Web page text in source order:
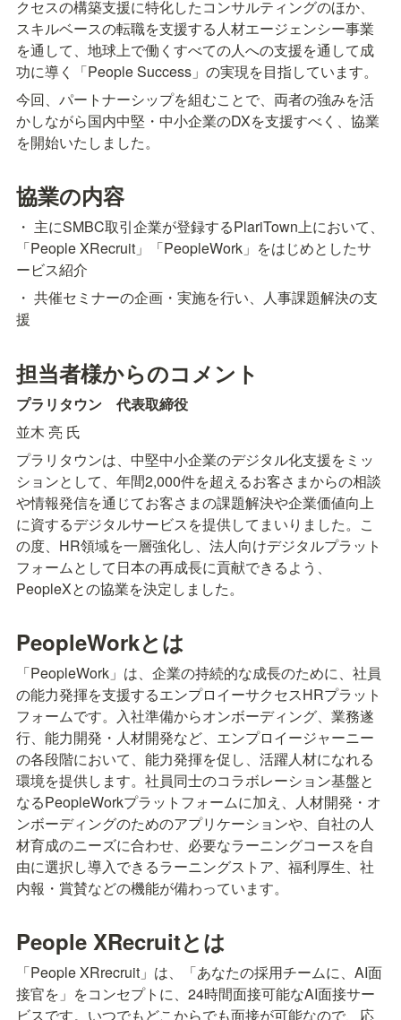
クセスの構築支援に特化したコンサルティングのほか、
スキルベースの転職を支援する人材エージェンシー事業
を通して、地球上で働くすべての人への支援を通して成
功に導く「People Success」の実現を目指しています。
今回、パートナーシップを組むことで、両者の強みを活
かしながら国内中堅・中小企業のDXを支援すべく、協業
を開始いたしました。
協業の内容
・ 主にSMBC取引企業が登録するPlariTown上において、
「People XRecruit」「PeopleWork」をはじめとしたサ
ービス紹介
・ 共催セミナーの企画・実施を行い、人事課題解決の支
援
担当者様からのコメント
プラリタウン　代表取締役
並木 亮 氏
プラリタウンは、中堅中小企業のデジタル化支援をミッ
ションとして、年間2,000件を超えるお客さまからの相談
や情報発信を通じてお客さまの課題解決や企業価値向上
に資するデジタルサービスを提供してまいりました。こ
の度、HR領域を一層強化し、法人向けデジタルプラット
フォームとして日本の再成長に貢献できるよう、
PeopleXとの協業を決定しました。
PeopleWorkとは
「PeopleWork」は、企業の持続的な成長のために、社員
の能力発揮を支援するエンプロイーサクセスHRプラット
フォームです。入社準備からオンボーディング、業務遂
行、能力開発・人材開発など、エンプロイージャーニー
の各段階において、能力発揮を促し、活躍人材になれる
環境を提供します。社員同士のコラボレーション基盤と
なるPeopleWorkプラットフォームに加え、人材開発・オ
ンボーディングのためのアプリケーションや、自社の人
材育成のニーズに合わせ、必要なラーニングコースを自
由に選択し導入できるラーニングストア、福利厚生、社
内報・賞賛などの機能が備わっています。
People XRecruitとは
「People XRrecruit」は、「あなたの採用チームに、AI面
接官を」をコンセプトに、24時間面接可能なAI面接サー
ビスです。いつでもどこからでも面接が可能なので、応